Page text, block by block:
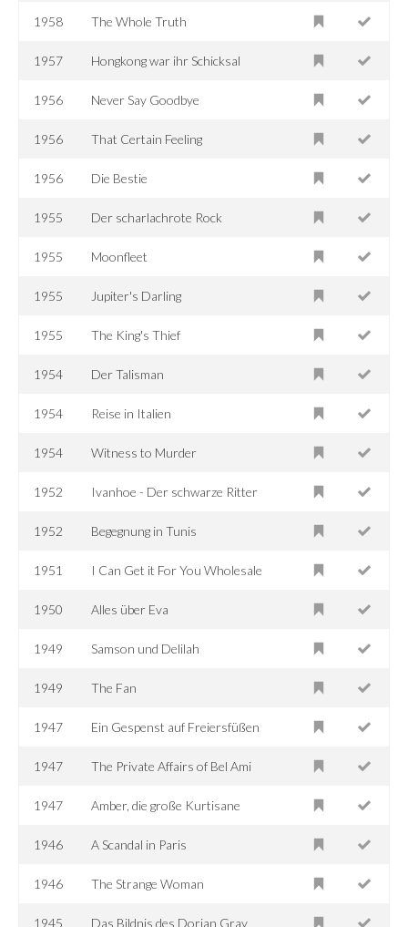
1958 The Whole Truth
1957 Hongkong war ihr Schicksal
1956 Never Say Goodbye
1956 That Certain Feeling
1956 Die Bestie
1955 Der scharlachrote Rock
1955 Moonfleet
1955 Jupiter's Darling
1955 The King's Thief
1954 Der Talisman
1954 Reise in Italien
1954 Witness to Murder
1952 Ivanhoe - Der schwarze Ritter
1952 Begegnung in Tunis
1951 I Can Get it For You Wholesale
1950 Alles über Eva
1949 Samson und Delilah
1949 The Fan
1947 Ein Gespenst auf Freiersfüßen
1947 The Private Affairs of Bel Ami
1947 Amber, die große Kurtisane
1946 A Scandal in Paris
1946 The Strange Woman
1945 Das Bildnis des Dorian Gray